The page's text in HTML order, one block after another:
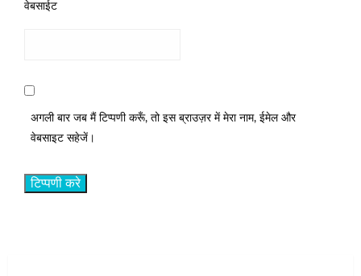
वेबसाईट
अगली बार जब मैं टिप्पणी करूँ, तो इस ब्राउज़र में मेरा नाम, ईमेल और
वेबसाइट सहेजें।